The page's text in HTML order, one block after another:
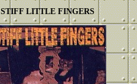
STIFF LITTLE FINGERS